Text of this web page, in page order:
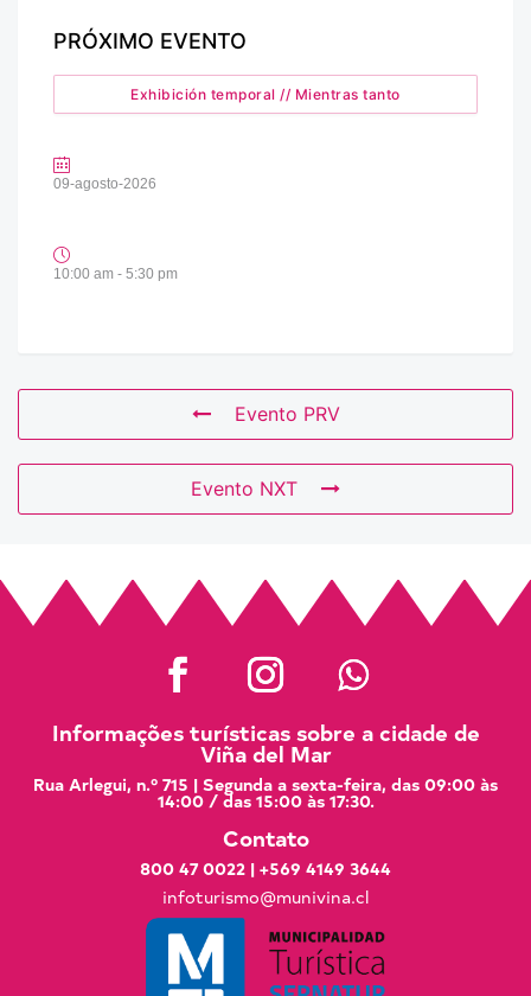
PRÓXIMO EVENTO
Exhibición temporal // Mientras tanto
09-agosto-2026
10:00 am - 5:30 pm
Evento PRV
Evento NXT
Informações turísticas sobre a cidade de
Viña del Mar
Rua Arlegui, n.º 715 | Segunda a sexta-feira, das 09:00 às
14:00 / das 15:00 às 17:30.
Contato
800 47 0022 | +569 4149 3644
infoturismo@munivina.cl